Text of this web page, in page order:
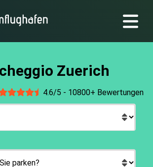
Zuerich
4.6/5 - 10800+ Bewertungen